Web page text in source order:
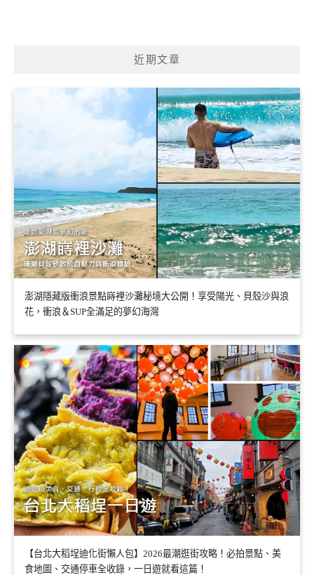
近期文章
澎湖隱藏版衝浪景點嵵裡沙灘秘境大公開！享受陽光、貝殼沙與浪
花，衝浪＆SUP全滿足的夢幻海灣
【台北大稻埕迪化街懶人包】2026最潮逛街攻略！必拍景點、美
食地圖、交通停車全收錄，一日遊就看這篇！